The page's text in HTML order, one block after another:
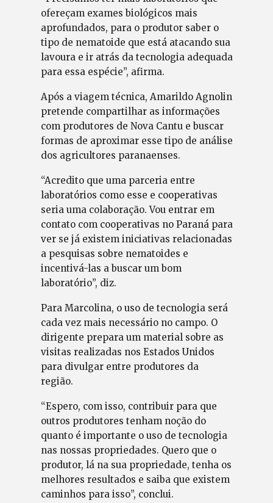
ofereçam exames biológicos mais
aprofundados, para o produtor saber o
tipo de nematoide que está atacando sua
lavoura e ir atrás da tecnologia adequada
para essa espécie”, afirma.
Após a viagem técnica, Amarildo Agnolin
pretende compartilhar as informações
com produtores de Nova Cantu e buscar
formas de aproximar esse tipo de análise
dos agricultores paranaenses.
“Acredito que uma parceria entre
laboratórios como esse e cooperativas
seria uma colaboração. Vou entrar em
contato com cooperativas no Paraná para
ver se já existem iniciativas relacionadas
a pesquisas sobre nematoides e
incentivá-las a buscar um bom
laboratório”, diz.
Para Marcolina, o uso de tecnologia será
cada vez mais necessário no campo. O
dirigente prepara um material sobre as
visitas realizadas nos Estados Unidos
para divulgar entre produtores da
região.
“Espero, com isso, contribuir para que
outros produtores tenham noção do
quanto é importante o uso de tecnologia
nas nossas propriedades. Quero que o
produtor, lá na sua propriedade, tenha os
melhores resultados e saiba que existem
caminhos para isso”, conclui.